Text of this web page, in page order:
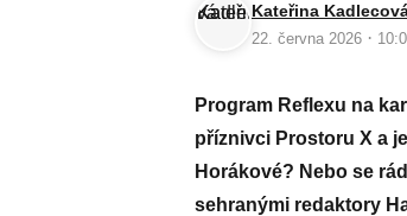
Kateřina
22. června 2026 ·
Program Reflexu na
příznivci Prostoru X a
Horákové? Nebo se
sehranými redaktory